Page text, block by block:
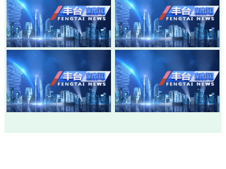
20260805-丰台新闻
20260803-丰台新闻